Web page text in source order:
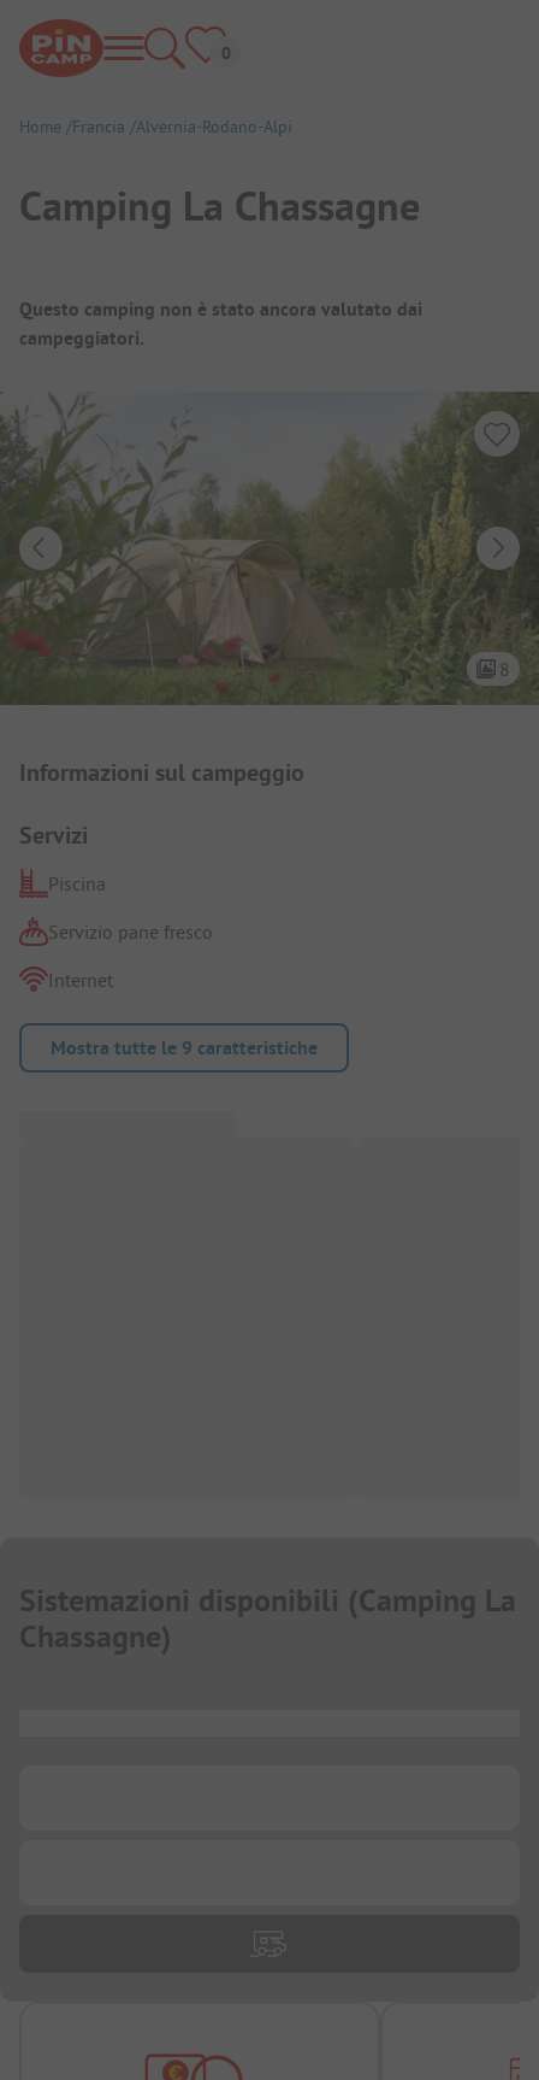
Home Francia Alvernia-Rodano-Alpi
Camping La Chassagne
Panoramica del campeggio
Questo camping non è stato ancora valutato dai
campeggiatori.
8
Informazioni sul campeggio
Servizi
Piscina
Servizio pane fresco
Internet
Mostra tutte le 9 caratteristiche
Sistemazioni disponibili (Camping La
Chassagne)